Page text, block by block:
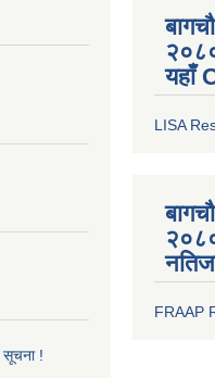
सूचना !
यहाँ
LISA
FRAAP